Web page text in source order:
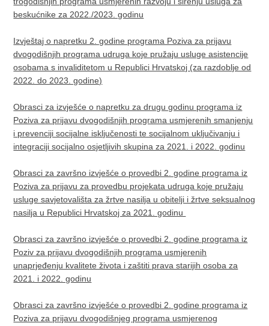
beskućnike za 2022./2023. godinu
Izvještaj o napretku 2. godine programa Poziva za prijavu
dvogodišnjih programa udruga koje pružaju usluge asistencije
osobama s invaliditetom u Republici Hrvatskoj (za razdoblje od
2022. do 2023. godine)​
Obrasci za izvješće o napretku za drugu godinu programa iz
Poziva za prijavu dvogodišnjih programa usmjerenih smanjenju
i prevenciji socijalne isključenosti te socijalnom uključivanju i
integraciji socijalno osjetljivih skupina za 2021. i 2022. godinu
Obrasci za završno izvješće o provedbi 2. godine programa iz
Poziva za prijavu za provedbu projekata udruga koje pružaju
usluge savjetovališta za žrtve nasilja u obitelji i žrtve seksualnog
nasilja u Republici Hrvatskoj za 2021. godinu
Obrasci za završno izvješće o provedbi 2. godine programa iz
Poziv za prijavu dvogodišnjih programa usmjerenih
unaprjeđenju kvalitete života i zaštiti prava starijih osoba za
2021. i 2022. godinu
Obrasci za završno izvješće o provedbi 2. godine programa iz
Poziva za prijavu dvogodišnjeg programa usmjerenog